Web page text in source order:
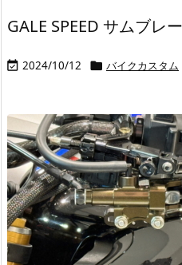
GALE SPEED サムブレ
 2024/10/12  バイクカスタム